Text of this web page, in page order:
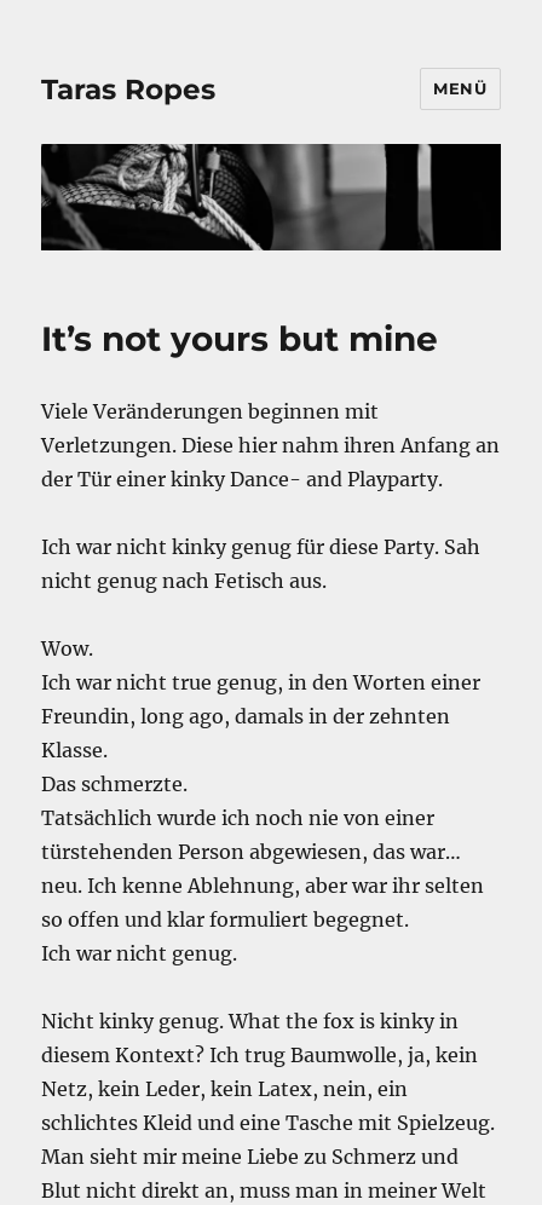
Taras Ropes MENÜ
It’s not yours but mine
Viele Veränderungen beginnen mit
Verletzungen. Diese hier nahm ihren Anfang an
der Tür einer kinky Dance- and Playparty.
Ich war nicht kinky genug für diese Party. Sah
nicht genug nach Fetisch aus.
Wow.
Ich war nicht true genug, in den Worten einer
Freundin, long ago, damals in der zehnten
Klasse.
Das schmerzte.
Tatsächlich wurde ich noch nie von einer
türstehenden Person abgewiesen, das war…
neu. Ich kenne Ablehnung, aber war ihr selten
so offen und klar formuliert begegnet.
Ich war nicht genug.
Nicht kinky genug. What the fox is kinky in
diesem Kontext? Ich trug Baumwolle, ja, kein
Netz, kein Leder, kein Latex, nein, ein
schlichtes Kleid und eine Tasche mit Spielzeug.
Man sieht mir meine Liebe zu Schmerz und
Blut nicht direkt an, muss man in meiner Welt